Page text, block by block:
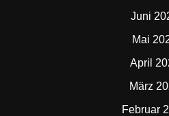
Juni
Mai
April
März
Februar